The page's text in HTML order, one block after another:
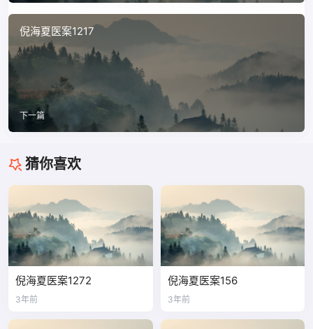
倪海夏医案1217
下一篇
猜你喜欢
倪海夏医案1272
3年前
倪海夏医案156
3年前